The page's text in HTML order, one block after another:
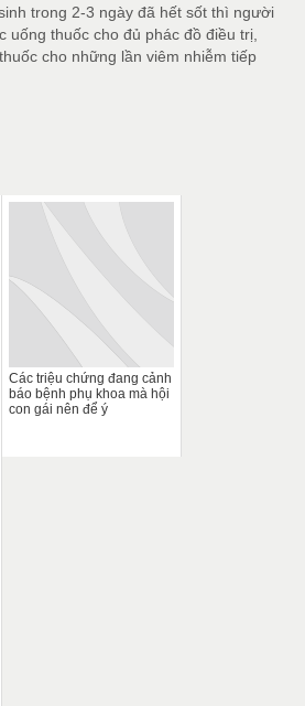
trong 2-3 ngày đã hết sốt thì người
uống thuốc cho đủ phác đồ điều trị,
cho những lần viêm nhiễm tiếp
Các triệu chứng đang cảnh
báo bệnh phụ khoa mà hội
con gái nên để ý